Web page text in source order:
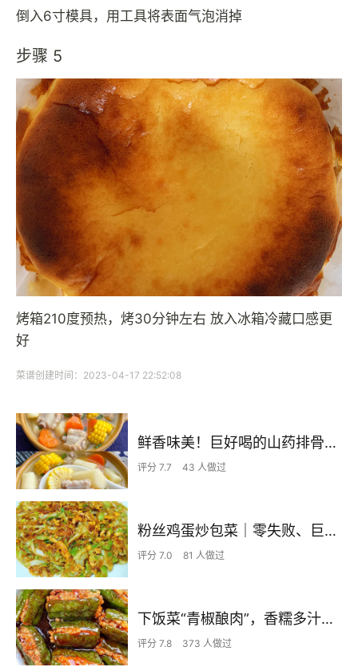
倒入6寸模具，用工具将表面气泡消掉
步骤 5
烤箱210度预热，烤30分钟左右 放入冰箱冷藏口感更
好
菜谱创建时间：2023-04-17 22:52:08
鲜香味美！巨好喝的山药排骨汤！！
评分 7.7 43 人做过
粉丝鸡蛋炒包菜｜零失败、巨下饭
评分 7.0 81 人做过
下饭菜“青椒酿肉”，香糯多汁鲜嫩下饭
评分 7.8 373 人做过